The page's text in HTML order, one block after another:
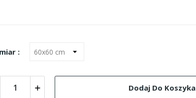
:
Dodaj Do Koszyka